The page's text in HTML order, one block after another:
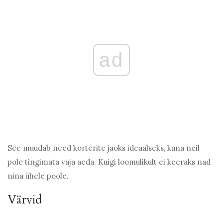
ad
See muudab need korterite jaoks ideaalseks, kuna neil
pole tingimata vaja aeda. Kuigi loomulikult ei keeraks nad
nina ühele poole.
Värvid